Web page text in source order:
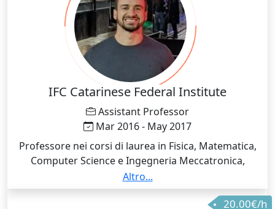
IFC Catarinese Federal Institute
Assistant Professor
Mar 2016 - May 2017
Professore nei corsi di laurea in Fisica, Matematica,
Computer Science e Ingegneria Meccatronica,
insegnando lezioni quali Calcolo, Algebra Lineare,
Geometria Euclidea e Geometria Analitica, Equazioni
Differenziali, e insegnante di Matematica a livello di
Altro...
20.00€/h